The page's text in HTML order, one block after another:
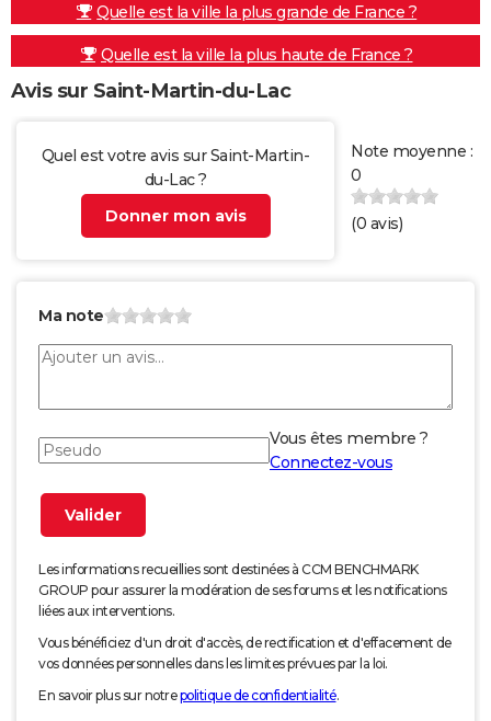
Quelle est la ville la plus grande de France ?
Quelle est la ville la plus haute de France ?
Avis sur Saint-Martin-du-Lac
Quel est votre avis sur Saint-Martin-
du-Lac ?
Donner mon avis
Note moyenne :
0
(0 avis)
Ma note
Vous êtes membre ?
Connectez-vous
Les informations recueillies sont destinées à CCM BENCHMARK
GROUP pour assurer la modération de ses forums et les notifications
liées aux interventions.
Vous bénéficiez d'un droit d'accès, de rectification et d'effacement de
vos données personnelles dans les limites prévues par la loi.
En savoir plus sur notrepolitique de confidentialité.